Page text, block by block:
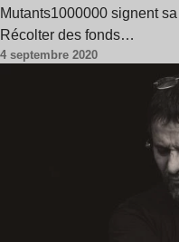
Mutants1000000 signent
Récolter des fonds…
4 septembre 2020